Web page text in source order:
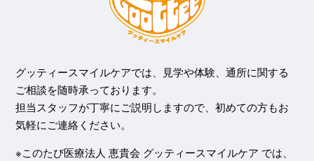
グッティースマイルケアでは、見学や体験、通所に関する
ご相談を随時承っております。
担当スタッフが丁寧にご説明しますので、初めての方もお
気軽にご連絡ください。
※このたび医療法人 恵貴会 グッティースマイルケア では、